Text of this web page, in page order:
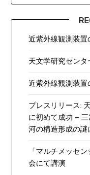
近紫外線観測装
天文学研究センタ
近紫外線観測装
プレスリリース:
に初めて成功 –
河の構造形成の謎
「マルチメッセ
会にて講演